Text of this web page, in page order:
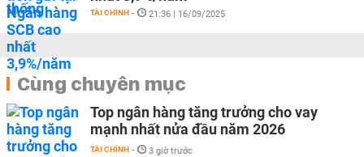
TÀI CHÍNH - 21:36 | 16/09/2025
Cùng chuyên mục
Top ngân hàng tăng trưởng cho vay
mạnh nhất nửa đầu năm 2026
TÀI CHÍNH - 3 giờ trước